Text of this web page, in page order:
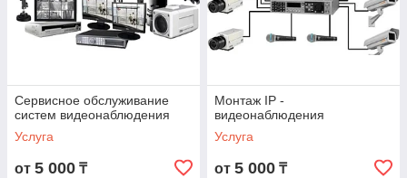
Сервисное обслуживание
систем видеонаблюдения
Услуга
от 5 000 ₸
Монтаж IP -
видеонаблюдения
Услуга
от 5 000 ₸